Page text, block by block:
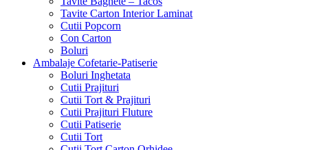
Tavite Carton Interior Laminat
Cutii Popcorn
Con Carton
Boluri
Ambalaje Cofetarie-Patiserie
Boluri Inghetata
Cutii Prajituri
Cutii Tort & Prajituri
Cutii Prajituri Fluture
Cutii Patiserie
Cutii Tort